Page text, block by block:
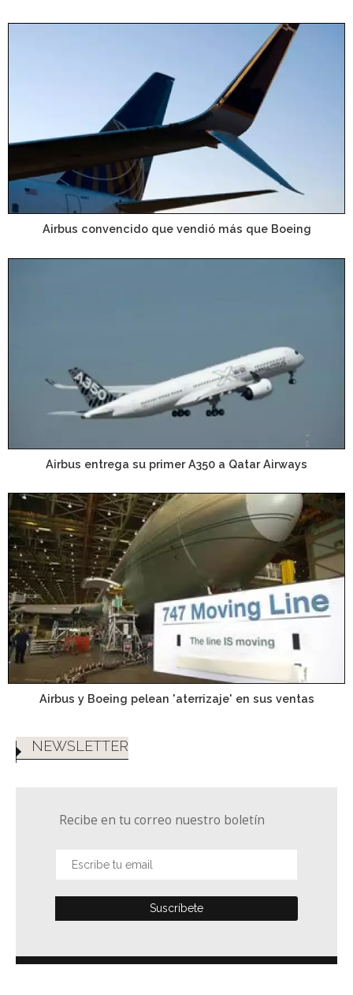
Airbus convencido que vendió más que Boeing
Airbus entrega su primer A350 a Qatar Airways
Airbus y Boeing pelean 'aterrizaje' en sus ventas
NEWSLETTER
Recibe en tu correo nuestro boletín